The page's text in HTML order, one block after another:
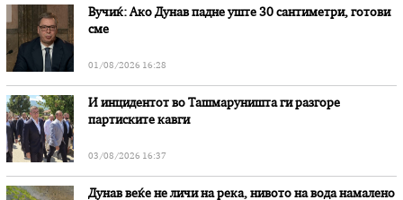
Вучиќ: Ако Дунав падне уште 30 сантиметри, готови
сме
01/08/2026 16:28
И инцидентот во Ташмаруништa ги разгоре
партиските кавги
03/08/2026 16:37
Дунав веќе не личи на река, нивото на вода намалено